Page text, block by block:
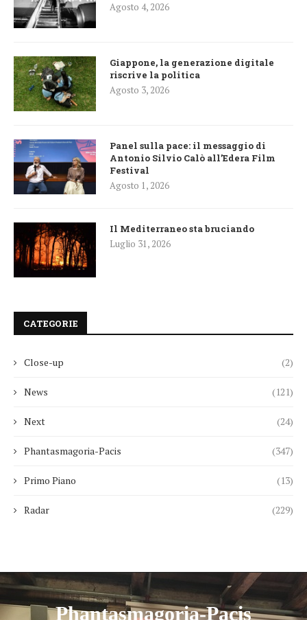
Agosto 4, 2026
Giappone, la generazione digitale
riscrive la politica
Agosto 3, 2026
Panel sulla pace: il messaggio di
Antonio Silvio Calò all’Edera Film
Festival
Agosto 1, 2026
Il Mediterraneo sta bruciando
Luglio 31, 2026
CATEGORIE
Close-up (2)
News (121)
Next (24)
Phantasmagoria-Pacis (347)
Primo Piano (13)
Radar (229)
Phantasmagoria-Pacis